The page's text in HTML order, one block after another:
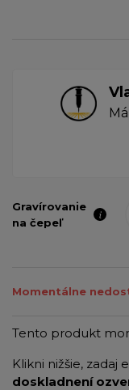
Gravírovanie
na čepeľ
Momentálne
Tento produkt
Klikni nižšie, zadaj
doskladnení